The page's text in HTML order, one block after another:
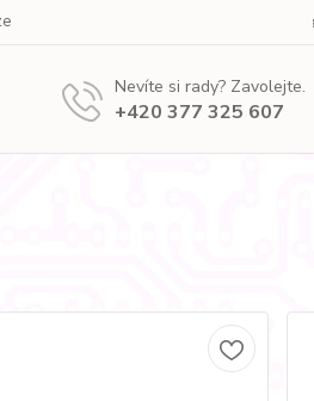
Nevíte si rady? Zavolejte.
+420 377 325 607